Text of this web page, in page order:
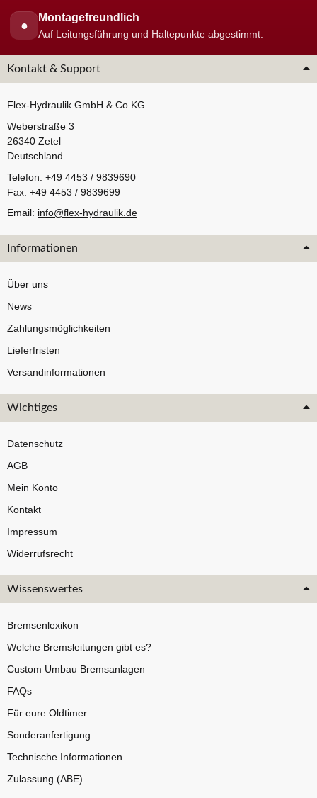
●
Montagefreundlich
Auf Leitungsführung und Haltepunkte abgestimmt.
Kontakt & Support
Flex-Hydraulik GmbH & Co KG
Weberstraße 3
26340 Zetel
Deutschland
Telefon: +49 4453 / 9839690
Fax: +49 4453 / 9839699
Email: info@flex-hydraulik.de
Informationen
Über uns
News
Zahlungsmöglichkeiten
Lieferfristen
Versandinformationen
Wichtiges
Datenschutz
AGB
Mein Konto
Kontakt
Impressum
Widerrufsrecht
Wissenswertes
Bremsenlexikon
Welche Bremsleitungen gibt es?
Custom Umbau Bremsanlagen
FAQs
Für eure Oldtimer
Sonderanfertigung
Technische Informationen
Zulassung (ABE)